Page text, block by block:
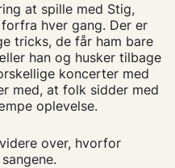
at spille med Stig,
hver gang. Der er
tricks, de får ham bare
han og husker tilbage
koncerter med
med, at folk sidder med
oplevelse.
over, hvorfor